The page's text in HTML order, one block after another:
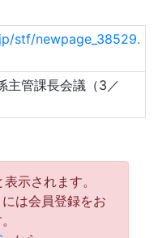
stf/newpage_38529.
主管課長会議（3／
示されます。
は会員登録をお